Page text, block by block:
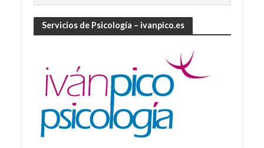
Servicios de Psicología – ivanpico.es